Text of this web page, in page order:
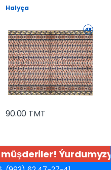
Halyça
90.00 TMT